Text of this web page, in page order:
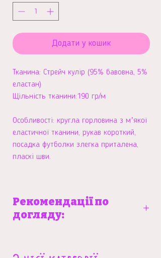
Додати у кошик
Тканина: Стрейч кулір (95% бавовна, 5%
еластан)
Щільність тканини:190 гр/м
Особливості: кругла горловина з мʼякої
еластичної тканини, рукав короткий,
посадка футболки злегка приталена,
пласкі шви.
Рекомендації по
догляду: